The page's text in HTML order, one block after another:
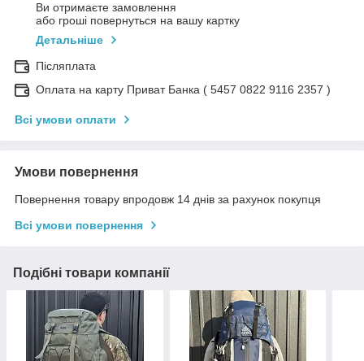
Ви отримаєте замовлення
або гроші повернуться на вашу картку
Детальніше
Післяплата
Оплата на карту Приват Банка ( 5457 0822 9116 2357 )
Всі умови оплати
Умови повернення
Повернення товару впродовж 14 днів за рахунок покупця
Всі умови повернення
Подібні товари компанії